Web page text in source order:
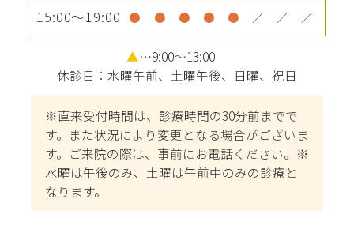
15:00～19:00 ● ● ● ● ● ／ ／ ／
▲…9:00～13:00
休診日：水曜午前、土曜午後、日曜、祝日
※直来受付時間は、診療時間の30分前までで
す。また状況により変更となる場合がございま
す。ご来院の際は、事前にお電話ください。※
水曜は午後のみ、土曜は午前中のみの診療と
なります。